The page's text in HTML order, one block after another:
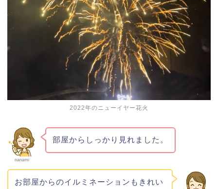
2022年のニューイヤー花火
nanami
部屋からしっかり見れました。
お部屋からのイルミネーションもきれい